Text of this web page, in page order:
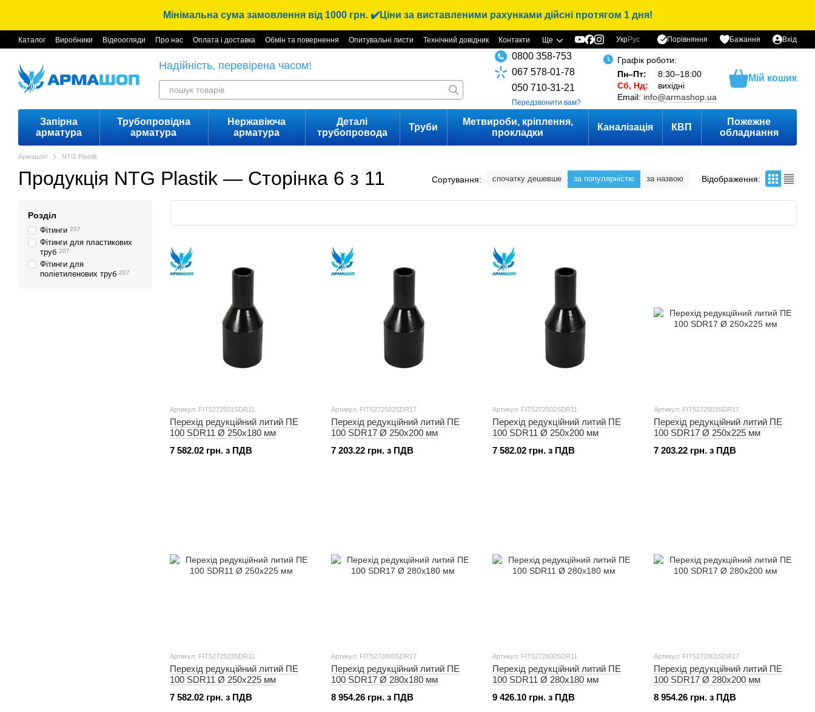
Мінімальна сума замовлення від 1000 грн. ✔️Ціни за виставленими рахунками дійсні протягом 1 дня!
Каталог Виробники Відеоогляди Про нас Оплата і доставка Обмін та повернення Опитувальні листи Технічний довідник Контакти Ще УкрРус Порівняння Бажання Вхід
Надійність, перевірена часом!
0800 358-753
067 578-01-78
050 710-31-21
Передзвонити вам?
Графік роботи:
Пн–Пт:
8:30–18:00
Сб, Нд:
вихідні
Email: info@armashop.ua
Мій кошик
Запірна
арматура
Трубопровідна
арматура
Нержавіюча
арматура
Деталі
трубопровода
Труби
Метвироби, кріплення,
прокладки
Каналізація КВП
Пожежне
обладнання
Армашоп NTG Plastik
Продукція NTG Plastik — Сторінка 6 з 11 Сортування: спочатку дешевше за популярністю за назвою Відображення:
Артикул: FIT5272501SDR11
Перехід редукційний литий ПЕ
100 SDR11 Ø 250x180 мм
7 582.02 грн. з ПДВ
Артикул: FIT5272502SDR17
Перехід редукційний литий ПЕ
100 SDR17 Ø 250x200 мм
7 203.22 грн. з ПДВ
Артикул: FIT5272502SDR11
Перехід редукційний литий ПЕ
100 SDR11 Ø 250x200 мм
7 582.02 грн. з ПДВ
Артикул: FIT5272503SDR17
Перехід редукційний литий ПЕ
100 SDR17 Ø 250x225 мм
7 203.22 грн. з ПДВ
Артикул: FIT5272503SDR11
Перехід редукційний литий ПЕ
100 SDR11 Ø 250x225 мм
7 582.02 грн. з ПДВ
Артикул: FIT5272800SDR17
Перехід редукційний литий ПЕ
100 SDR17 Ø 280x180 мм
8 954.26 грн. з ПДВ
Артикул: FIT5272800SDR11
Перехід редукційний литий ПЕ
100 SDR11 Ø 280x180 мм
9 426.10 грн. з ПДВ
Артикул: FIT5272801SDR17
Перехід редукційний литий ПЕ
100 SDR17 Ø 280x200 мм
8 954.26 грн. з ПДВ
Розділ
Фітинги 207
Фітинги для пластикових
труб 207
Фітинги для
поліетиленових труб 207